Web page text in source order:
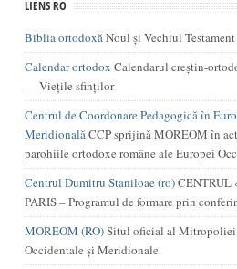
LIENS RO
Biblia ortodoxăNoul și Vechiul
Calendar ortodox Calendarul creștin-
— Viețile sfinților
Centrul de Coordonare Pedagogică în
MeridionalăCCP sprijină MOREOM în
parohiile ortodoxe române ale Europei
Centrul Dumitru Staniloae (ro)CENTRUL « DUMITRU STANILOAE »
PARIS – Programul de formare prin
MOREOM (RO)Situl oficial al Mitropoliei
Occidentale și Meridionale.